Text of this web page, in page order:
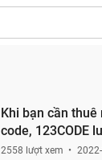
Khi bạn cần
code, 123CODE
sàng phục vụ
2558 lượt xem